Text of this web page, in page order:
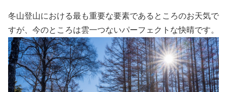
冬山登山における最も重要な要素であるところのお天気で
すが、今のところは雲一つないパーフェクトな快晴です。